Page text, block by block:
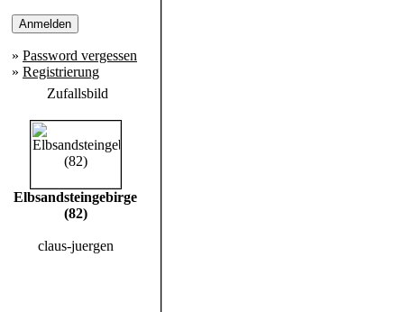
» Password vergessen
» Registrierung
Zufallsbild
Elbsandsteingebirge
(82)
claus-juergen